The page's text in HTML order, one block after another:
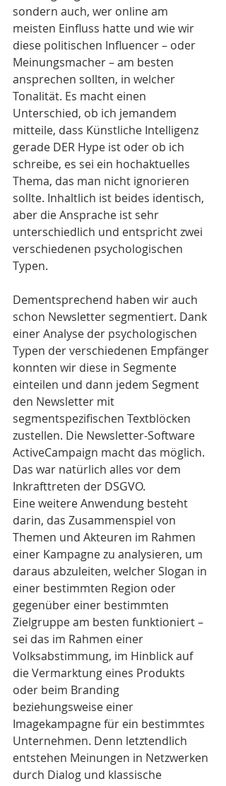
sondern auch, wer online am
meisten Einfluss hatte und wie wir
diese politischen Influencer – oder
Meinungsmacher – am besten
ansprechen sollten, in welcher
Tonalität. Es macht einen
Unterschied, ob ich jemandem
mitteile, dass Künstliche Intelligenz
gerade DER Hype ist oder ob ich
schreibe, es sei ein hochaktuelles
Thema, das man nicht ignorieren
sollte. Inhaltlich ist beides identisch,
aber die Ansprache ist sehr
unterschiedlich und entspricht zwei
verschiedenen psychologischen
Typen.
Dementsprechend haben wir auch
schon Newsletter segmentiert. Dank
einer Analyse der psychologischen
Typen der verschiedenen Empfänger
konnten wir diese in Segmente
einteilen und dann jedem Segment
den Newsletter mit
segmentspezifischen Textblöcken
zustellen. Die Newsletter-Software
ActiveCampaign macht das möglich.
Das war natürlich alles vor dem
Inkrafttreten der DSGVO.
Eine weitere Anwendung besteht
darin, das Zusammenspiel von
Themen und Akteuren im Rahmen
einer Kampagne zu analysieren, um
daraus abzuleiten, welcher Slogan in
einer bestimmten Region oder
gegenüber einer bestimmten
Zielgruppe am besten funktioniert –
sei das im Rahmen einer
Volksabstimmung, im Hinblick auf
die Vermarktung eines Produkts
oder beim Branding
beziehungsweise einer
Imagekampagne für ein bestimmtes
Unternehmen. Denn letztendlich
entstehen Meinungen in Netzwerken
durch Dialog und klassische